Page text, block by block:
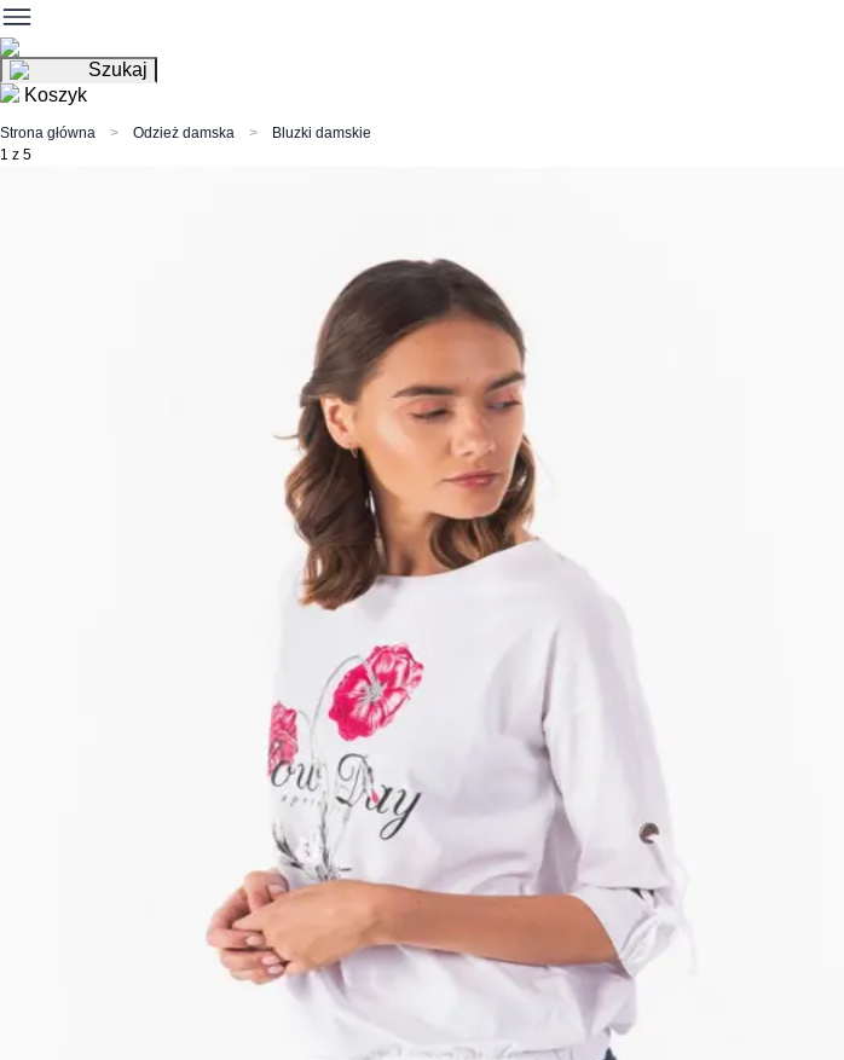
Szukaj
Koszyk
Strona główna Odzież damska
Bluzki damskie
1 z 5